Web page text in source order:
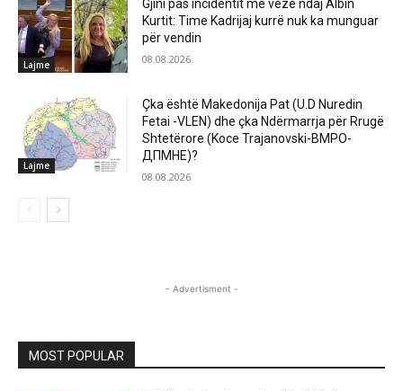
Lajme
Gjini pas incidentit me vezë ndaj Albin
Kurtit: Time Kadrijaj kurrë nuk ka munguar
për vendin
08.08.2026
Lajme
Çka është Makedonija Pat (U.D Nuredin
Fetai -VLEN) dhe çka Ndërmarrja për Rrugë
Shtetërore (Koce Trajanovski-ВМРО-
ДПМНЕ)?
08.08.2026
- Advertisment -
MOST POPULAR